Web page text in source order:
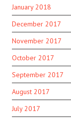
January 2018
December 2017
November 2017
October 2017
September 2017
August 2017
July 2017